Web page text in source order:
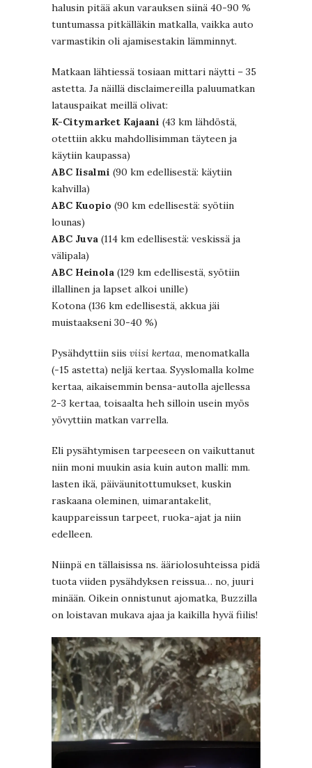
halusin pitää akun varauksen siinä 40-90 %
tuntumassa pitkälläkin matkalla, vaikka auto
varmastikin oli ajamisestakin lämminnyt.
Matkaan lähtiessä tosiaan mittari näytti – 35
astetta. Ja näillä disclaimereilla paluumatkan
latauspaikat meillä olivat:
K-Citymarket Kajaani (43 km lähdöstä,
otettiin akku mahdollisimman täyteen ja
käytiin kaupassa)
ABC Iisalmi (90 km edellisestä: käytiin
kahvilla)
ABC Kuopio (90 km edellisestä: syötiin
lounas)
ABC Juva (114 km edellisestä: veskissä ja
välipala)
ABC Heinola (129 km edellisestä, syötiin
illallinen ja lapset alkoi unille)
Kotona (136 km edellisestä, akkua jäi
muistaakseni 30-40 %)
Pysähdyttiin siis viisi kertaa, menomatkalla
(-15 astetta) neljä kertaa. Syyslomalla kolme
kertaa, aikaisemmin bensa-autolla ajellessa
2-3 kertaa, toisaalta heh silloin usein myös
yövyttiin matkan varrella.
Eli pysähtymisen tarpeeseen on vaikuttanut
niin moni muukin asia kuin auton malli: mm.
lasten ikä, päiväunitottumukset, kuskin
raskaana oleminen, uimarantakelit,
kauppareissun tarpeet, ruoka-ajat ja niin
edelleen.
Niinpä en tällaisissa ns. ääriolosuhteissa pidä
tuota viiden pysähdyksen reissua… no, juuri
minään. Oikein onnistunut ajomatka, Buzzilla
on loistavan mukava ajaa ja kaikilla hyvä fiilis!